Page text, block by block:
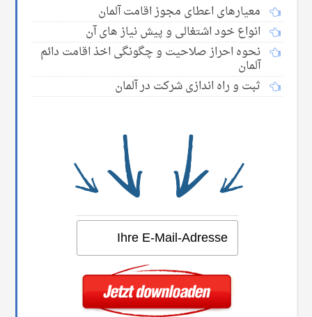
معیارهای اعطای مجوز اقامت آلمان
انواع خود اشتغالی و پیش نیاز های آن
نحوه احراز صلاحیت و چگونگی اخذ اقامت دائم
آلمان
ثبت و راه اندازی شرکت در آلمان